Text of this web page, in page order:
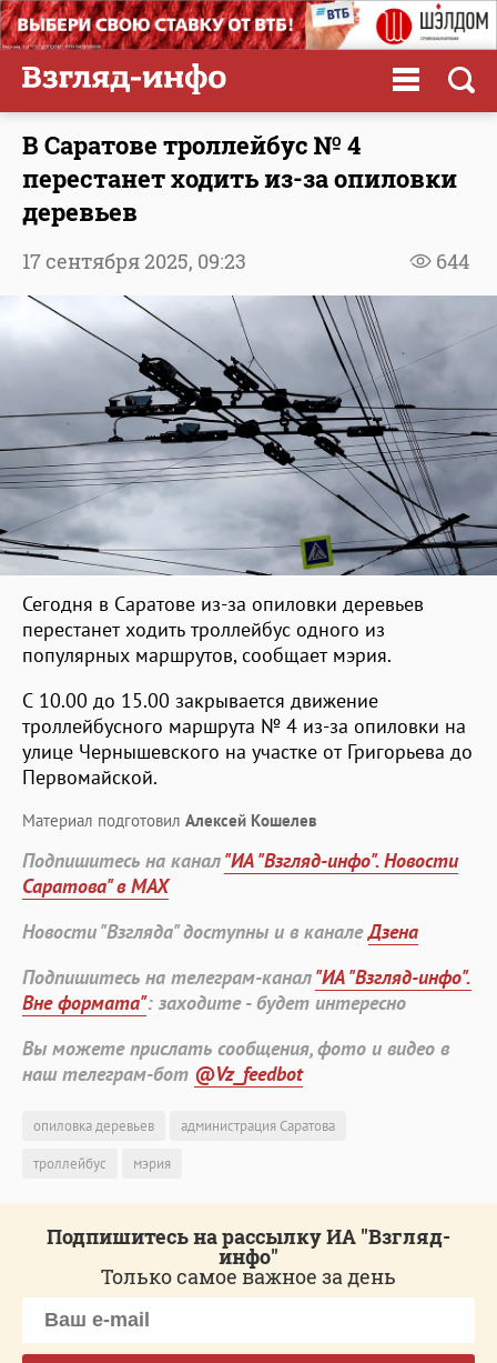
В Саратове троллейбус № 4
перестанет ходить из-за опиловки
деревьев
644
17 сентября 2025, 09:23
Сегодня в Саратове из-за опиловки деревьев
перестанет ходить троллейбус одного из
популярных маршрутов, сообщает мэрия.
С 10.00 до 15.00 закрывается движение
троллейбусного маршрута № 4 из-за опиловки на
улице Чернышевского на участке от Григорьева до
Первомайской.
Материал подготовил Алексей Кошелев
Подпишитесь на канал"ИА "Взгляд-инфо". Новости
Саратова" в MAX
Новости "Взгляда" доступны и в каналеДзена
Подпишитесь на телеграм-канал"ИА "Взгляд-инфо".
Вне формата": заходите - будет интересно
Вы можете прислать сообщения, фото и видео в
наш телеграм-бот @Vz_feedbot
опиловка деревьев
администрация Саратова
троллейбус
мэрия
Подпишитесь на рассылку ИА "Взгляд-
инфо"
Только самое важное за день